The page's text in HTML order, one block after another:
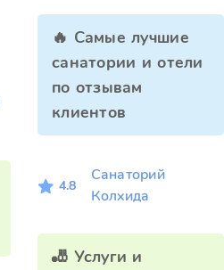
🔥 Самые лучшие
санатории и отели
по отзывам
клиентов
4.8
Санаторий
Колхида
🎳 Услуги и